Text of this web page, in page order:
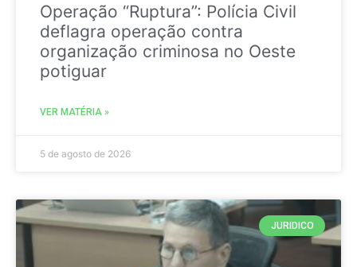
Operação “Ruptura”: Polícia Civil
deflagra operação contra
organização criminosa no Oeste
potiguar
VER MATÉRIA »
5 de agosto de 2026
JURIDICO